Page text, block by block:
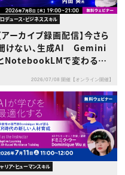
ながる×メディア
デュース・ビジネススキル
アーカイブ録画配信】今さら
けない、生成AI Gemini
NotebookLMで変わる情
ookLM 入門2026/07/08 開催【オンライン開催】
リア・ヒューマンスキル